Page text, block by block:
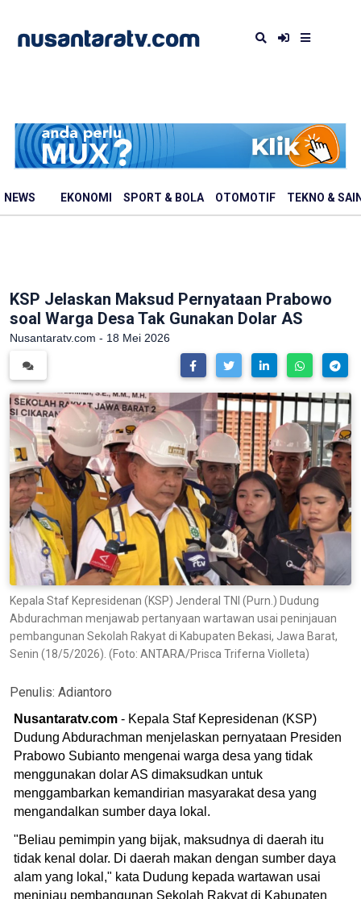
NEWS EKONOMI SPORT & BOLA OTOMOTIF TEKNO &
KSP Jelaskan Maksud Pernyataan Prabowo
soal Warga Desa Tak Gunakan Dolar AS
Nusantaratv.com - 18 Mei 2026
Kepala Staf Kepresidenan (KSP) Jenderal TNI (Purn.) Dudung
Abdurachman menjawab pertanyaan wartawan usai peninjauan
pembangunan Sekolah Rakyat di Kabupaten Bekasi, Jawa Barat,
Senin (18/5/2026). (Foto: ANTARA/Prisca Triferna Violleta)
Penulis: Adiantoro
Nusantaratv.com - Kepala Staf Kepresidenan (KSP)
Dudung Abdurachman menjelaskan pernyataan Presiden
Prabowo Subianto mengenai warga desa yang tidak
menggunakan dolar AS dimaksudkan untuk
menggambarkan kemandirian masyarakat desa yang
mengandalkan sumber daya lokal.
"Beliau pemimpin yang bijak, maksudnya di daerah itu
tidak kenal dolar. Di daerah makan dengan sumber daya
alam yang lokal," kata Dudung kepada wartawan usai
meninjau pembangunan Sekolah Rakyat di Kabupaten